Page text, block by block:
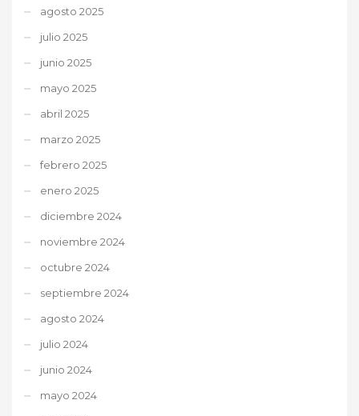
agosto 2025
julio 2025
junio 2025
mayo 2025
abril 2025
marzo 2025
febrero 2025
enero 2025
diciembre 2024
noviembre 2024
octubre 2024
septiembre 2024
agosto 2024
julio 2024
junio 2024
mayo 2024